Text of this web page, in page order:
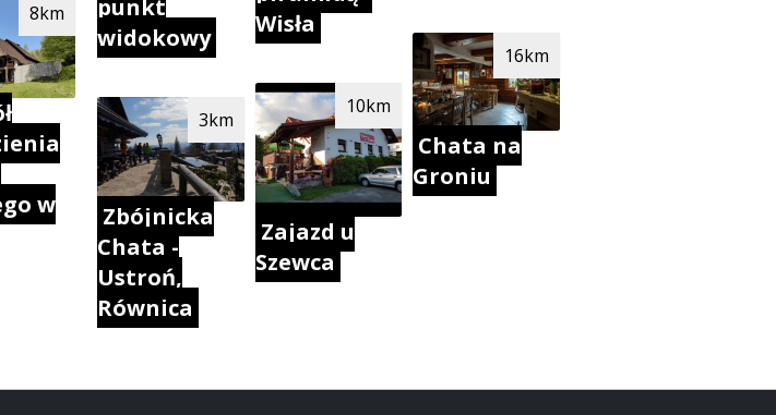
w
8km
punkt
widokowy
Zbójnicka
Chata -
Ustroń,
Równica
3km
Wisła
Zajazd u
Szewca
10km
Chata na
Groniu
16km